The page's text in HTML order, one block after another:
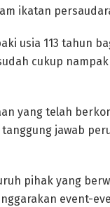
ikatan
usia 113 tahun
cukup
yang telah
jawab
pihak yang
event-